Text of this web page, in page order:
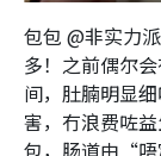
包包 @非实力
多！之前偶尔
间，肚腩明显
害，冇浪费咗